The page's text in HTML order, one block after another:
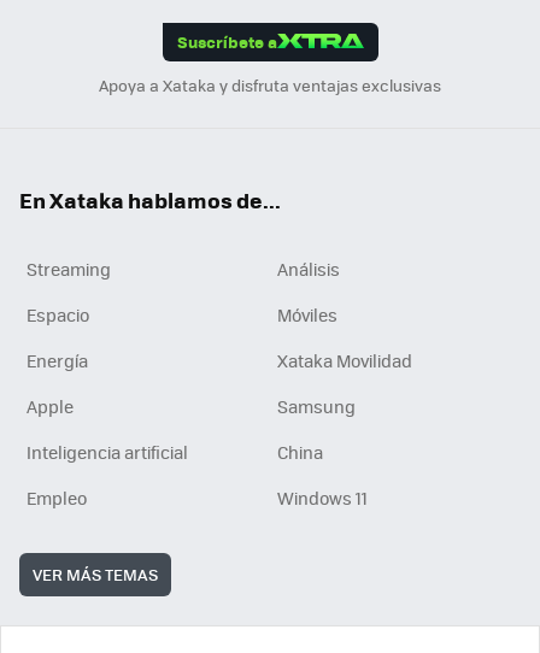
Suscríbete a
Apoya a Xataka y disfruta ventajas exclusivas
En Xataka hablamos de...
Streaming
Análisis
Espacio
Móviles
Energía
Xataka Movilidad
Apple
Samsung
Inteligencia artificial
China
Empleo
Windows 11
VER MÁS TEMAS